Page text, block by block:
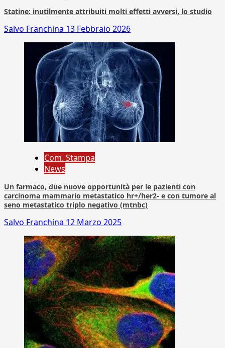
Statine: inutilmente attribuiti molti effetti avversi, lo studio
Salvo Franchina 13 Febbraio 2026
Com. Stampa
News
Un farmaco, due nuove opportunità per le pazienti con
carcinoma mammario metastatico hr+/her2- e con tumore al
seno metastatico triplo negativo (mtnbc)
Salvo Franchina 12 Marzo 2025